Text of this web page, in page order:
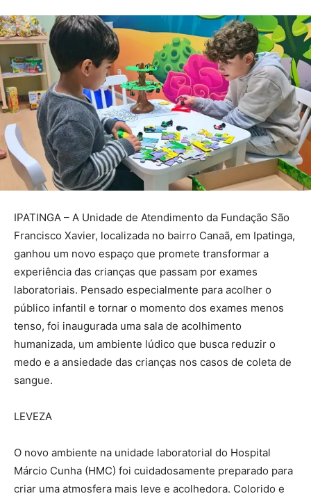
IPATINGA – A Unidade de Atendimento da Fundação São
Francisco Xavier, localizada no bairro Canaã, em Ipatinga,
ganhou um novo espaço que promete transformar a
experiência das crianças que passam por exames
laboratoriais. Pensado especialmente para acolher o
público infantil e tornar o momento dos exames menos
tenso, foi inaugurada uma sala de acolhimento
humanizada, um ambiente lúdico que busca reduzir o
medo e a ansiedade das crianças nos casos de coleta de
sangue.
LEVEZA
O novo ambiente na unidade laboratorial do Hospital
Márcio Cunha (HMC) foi cuidadosamente preparado para
criar uma atmosfera mais leve e acolhedora. Colorido e